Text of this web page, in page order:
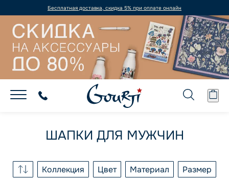
Бесплатная доставка, скидка 5% при оплате онлайн
ШАПКИ ДЛЯ МУЖЧИН
Коллекция Цвет Материал
Размер